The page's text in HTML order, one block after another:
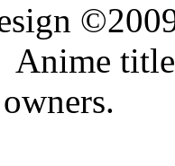
titles,